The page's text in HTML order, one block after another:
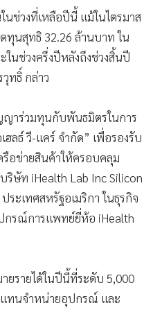
นช่วงที่เหลือปีนี้ แม้ในไตรมาส
ทุนสุทธิ 32.26 ล้านบาท ใน
ในช่วงครึ่งปีหลังถึงช่วงสิ้นปี
ทธิ์ กล่าว
าร่วมทุนกับพันธมิตรในการ
ลธ์ วี-แคร์ จำกัด” เพื่อรองรับ
รือข่ายสินค้าให้ครอบคลุม
ษัท iHealth Lab Inc Silicon
ระเทศสหรัฐอเมริกา ในธุรกิจ
กรณ์การแพทย์ยี่ห้อ iHealth
ยรายได้ในปีนี้ที่ระดับ 5,000
แทนจำหน่ายอุปกรณ์ และ